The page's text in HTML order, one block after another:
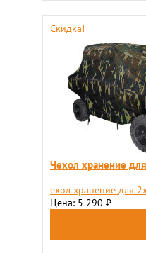
Скидка!
Чехол хранение
ехол хранение для
Цена: 5 290 ₽